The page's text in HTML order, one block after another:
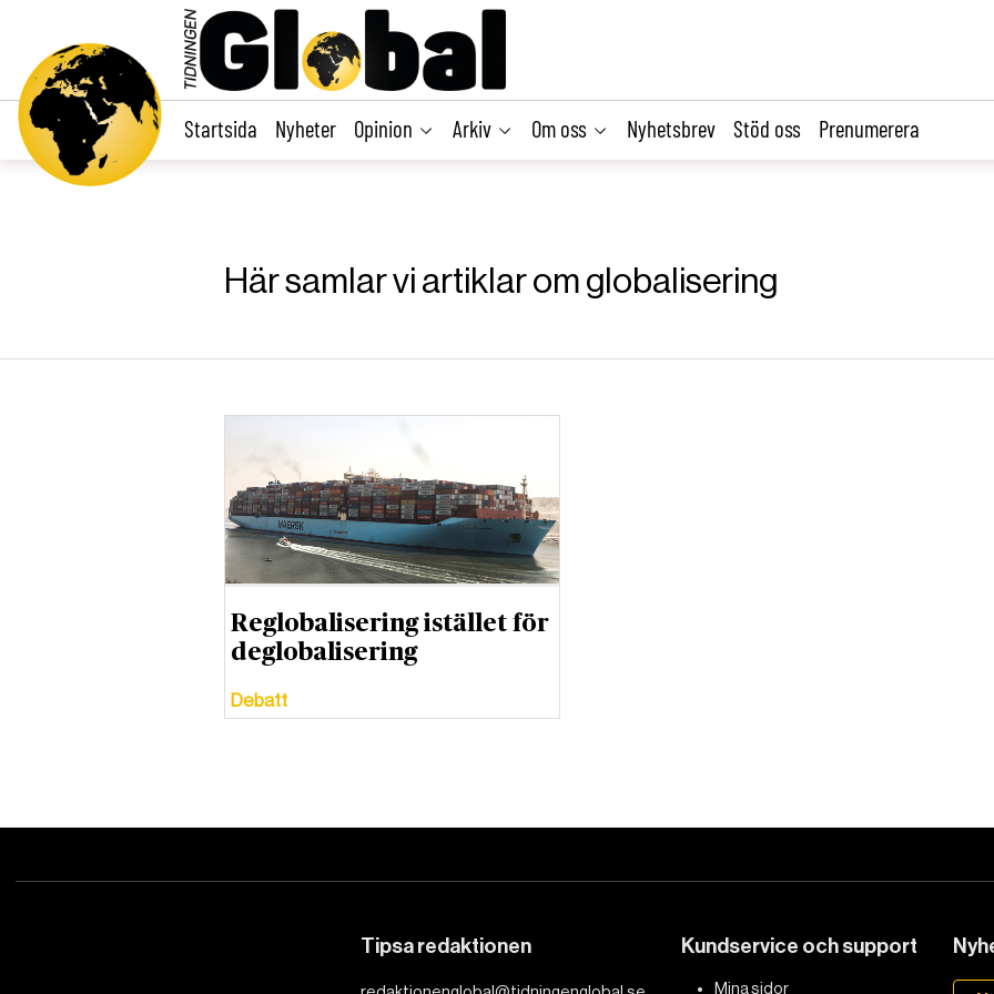
Startsida Nyheter Opinion Arkiv Om oss Nyhetsbrev Stöd oss Prenumerera
Här samlar vi artiklar om globalisering
Reglobalisering istället för
deglobalisering
Debatt
Tipsa redaktionen Kundservice och support
Mina sidor